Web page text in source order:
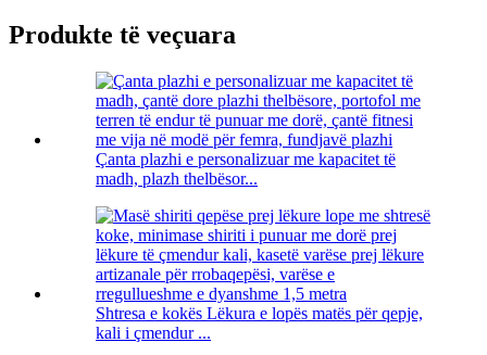
Produkte të veçuara
Çanta plazhi e personalizuar me kapacitet të
madh, plazh thelbësor...
Shtresa e kokës Lëkura e lopës matës për qepje,
kali i çmendur ...